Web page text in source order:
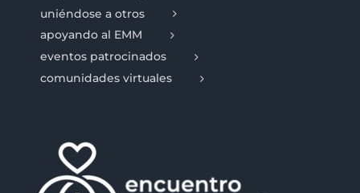
uniéndose a otros
apoyando al EMM
eventos patrocinados
comunidades virtuales